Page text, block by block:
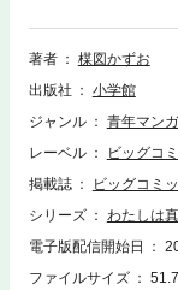
れたロボットとさと
著者
楳図かずお
出版社
小学館
ジャンル
青年マンガ
レーベル
ビッグコ
掲載誌
ビッグコミ
シリーズ
わたしは
電子版配信開始日
ファイルサイズ